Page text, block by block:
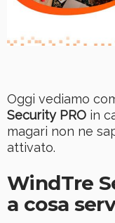
Oggi vediamo
Security PRO in
magari non ne
attivato.
WindTre
a cosa